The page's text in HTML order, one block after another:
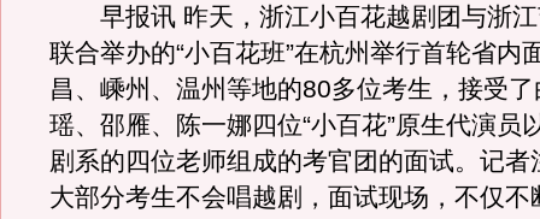
早报讯 昨天，浙江小百花越剧团与浙江
联合举办的“小百花班”在杭州举行首轮省内
昌、嵊州、温州等地的80多位考生，接受
瑶、邵雁、陈一娜四位“小百花”原生代演员
剧系的四位老师组成的考官团的面试。记者
大部分考生不会唱越剧，面试现场，不仅不